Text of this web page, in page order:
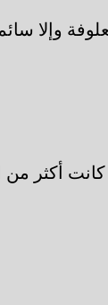
وإلا
كانت أكثر